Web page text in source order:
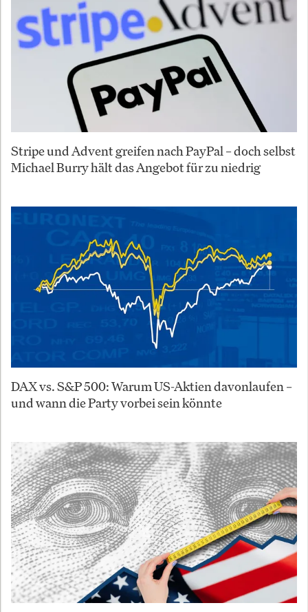
Stripe und Advent greifen nach PayPal – doch selbst
Michael Burry hält das Angebot für zu niedrig
DAX vs. S&P 500: Warum US-Aktien davonlaufen –
und wann die Party vorbei sein könnte